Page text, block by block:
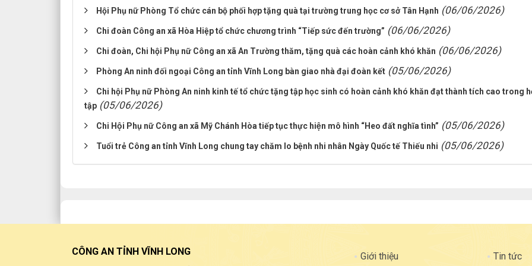
Hội Phụ nữ Phòng Tổ chức cán bộ phối hợp tặng quà tại trường trung học cơ sở Tân Hạnh (06/06/2026)
Chi đoàn Công an xã Hòa Hiệp tổ chức chương trình “Tiếp sức đến trường” (06/06/2026)
Chi đoàn, Chi hội Phụ nữ Công an xã An Trường thăm, tặng quà các hoàn cảnh khó khăn (06/06/2026)
Phòng An ninh đối ngoại Công an tỉnh Vĩnh Long bàn giao nhà đại đoàn kết (05/06/2026)
Chi hội Phụ nữ Phòng An ninh kinh tế tổ chức tặng tập học sinh có hoàn cảnh khó khăn đạt thành tích cao trong
tập (05/06/2026)
Chi Hội Phụ nữ Công an xã Mỹ Chánh Hòa tiếp tục thực hiện mô hình “Heo đất nghĩa tình” (05/06/2026)
Tuổi trẻ Công an tỉnh Vĩnh Long chung tay chăm lo bệnh nhi nhân Ngày Quốc tế Thiếu nhi (05/06/2026)
CÔNG AN TỈNH VĨNH LONG
Giới thiệu Tin tức